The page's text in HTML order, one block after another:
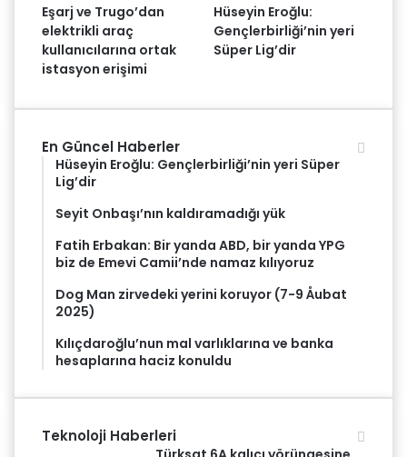
Eşarj ve Trugo’dan
elektrikli araç
kullanıcılarına ortak
istasyon erişimi
Hüseyin Eroğlu:
Gençlerbirliği’nin yeri
Süper Lig’dir
En Güncel Haberler
Hüseyin Eroğlu: Gençlerbirliği’nin yeri Süper
Lig’dir
Seyit Onbaşı’nın kaldıramadığı yük
Fatih Erbakan: Bir yanda ABD, bir yanda YPG
biz de Emevi Camii’nde namaz kılıyoruz
Dog Man zirvedeki yerini koruyor (7-9 Åubat
2025)
Kılıçdaroğlu’nun mal varlıklarına ve banka
hesaplarına haciz konuldu
Teknoloji Haberleri